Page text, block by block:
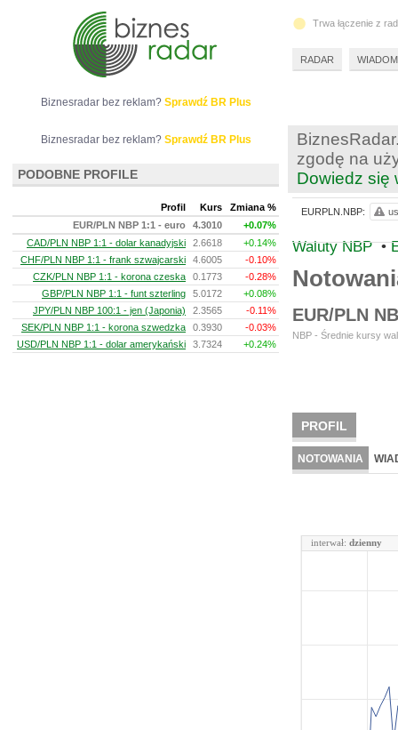
zgodę na
Dowiedz się
Waluty NBP •
EUR/PLN
NBP - Średnie kursy
PROFIL
NOTOWANIA
interwał: dzienny
EURPLN.NBP:
Biznesradar bez reklam? Sprawdź BR Plus
Biznesradar bez reklam? Sprawdź BR Plus
PODOBNE PROFILE
Profil Kurs
Zmiana %
EUR/PLN NBP 1:1 - euro
4.3010
+0.07%
CAD/PLN NBP 1:1 - dolar kanadyjski
2.6618
+0.14%
CHF/PLN NBP 1:1 - frank szwajcarski
4.6005
-0.10%
CZK/PLN NBP 1:1 - korona czeska
0.1773
-0.28%
GBP/PLN NBP 1:1 - funt szterling
5.0172
+0.08%
JPY/PLN NBP 100:1 - jen (Japonia)
2.3565
-0.11%
SEK/PLN NBP 1:1 - korona szwedzka
0.3930
-0.03%
USD/PLN NBP 1:1 - dolar amerykański
3.7324 +0.24%
Trwa łączenie z
RADAR